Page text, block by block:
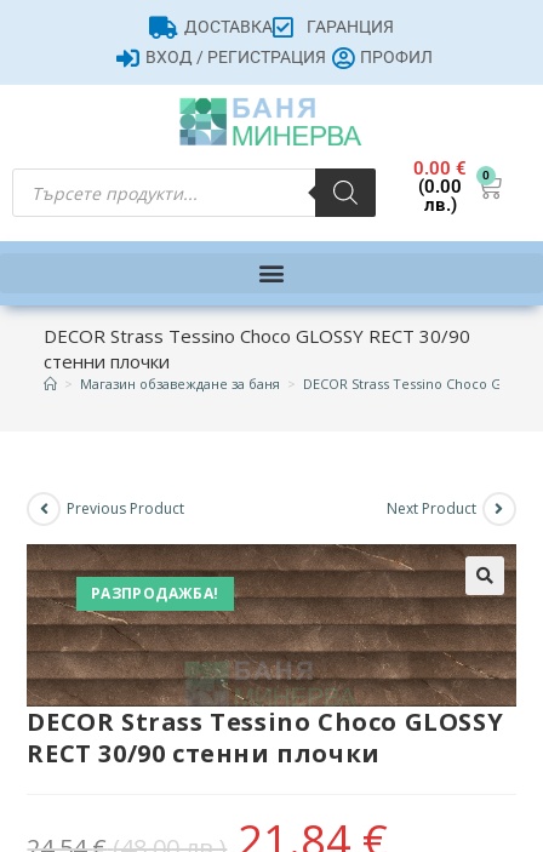
ДОСТАВКА
ГАРАНЦИЯ
ВХОД / РЕГИСТРАЦИЯ
ПРОФИЛ
0.00€
(0.00
лв.)
0
DECOR Strass Tessino Choco GLOSSY RECT 30/90
стенни плочки
> Магазин обзавеждане за баня > DECOR Strass Tessino Choco
РАЗПРОДАЖБА!
Previous Product Next Product
DECOR Strass Tessino Choco GLOSSY
RECT 30/90 стенни плочки